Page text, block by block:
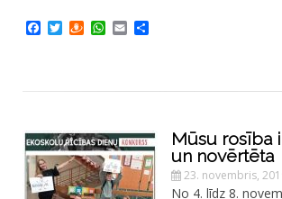
Facebook
TwitterDraugiem
WhatsApp
Email
Mūsu rosība
un novērtēta
23. novembris,
No 4. līdz 8.